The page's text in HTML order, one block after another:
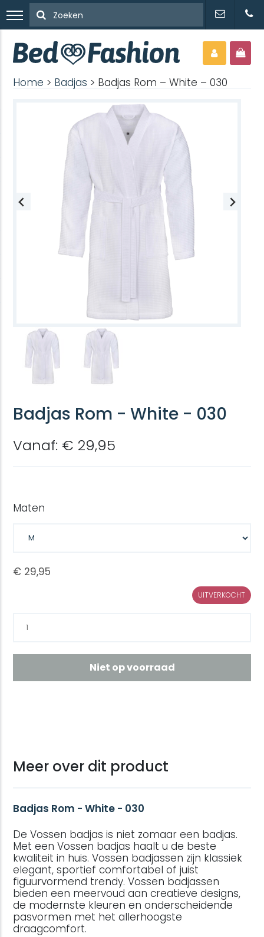
Home > Badjas > Badjas Rom – White – 030
Badjas Rom - White - 030
Vanaf: € 29,95
Maten
UITVERKOCHT
Niet op voorraad
Meer over dit product
Badjas Rom - White - 030
De Vossen badjas is niet zomaar een badjas.
Met een Vossen badjas haalt u de beste
kwaliteit in huis. Vossen badjassen zijn klassiek
elegant, sportief comfortabel of juist
figuurvormend trendy. Vossen badjassen
bieden een meervoud aan creatieve designs,
de modernste kleuren en onderscheidende
pasvormen met het allerhoogste
draagcomfort.